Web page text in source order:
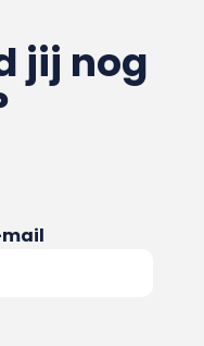
jij nog
mail